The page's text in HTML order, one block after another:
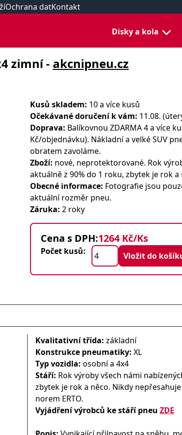
Ochrana datKontakt
Disky a kola
zimní - akcnipneu.cz
Kusů skladem: 10 a více kusů
Očekávané doručení k vám: 11.08.
Doprava: Balíkovnou ZDARMA 4 a více
Kč/objednávku). Nákladní a velké SUV
obratem zavoláme.
Zboží: nové, neprotektorované. Rok
aktuálně z 90% do 1 roku, zbytek je rok
Obecné informace: Fotografie jsou
aktuální rozměr pneu.
Záruka: 2 roky
Cena s DPH:1264 Kč/Ks
Počet kusů: Vložit do
Kvalitativní třída: základní
Konstrukce pneumatiky: XL
Typ vozidla: osobní a 4x4
Stáří: Rok výroby všech námi
zbytek je rok a něco. Nikdy
norem ERTO.
Vyjádření výrobců ke stáří pneu ZDE